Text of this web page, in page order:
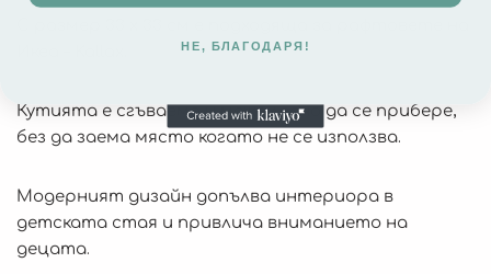
Кутията е сгъваема и може лесно да се прибере,
без да заема място когато не се използва.
Модерният дизайн допълва интериора в
детската стая и привлича вниманието на
децата.
НЕ, БЛАГОДАРЯ!